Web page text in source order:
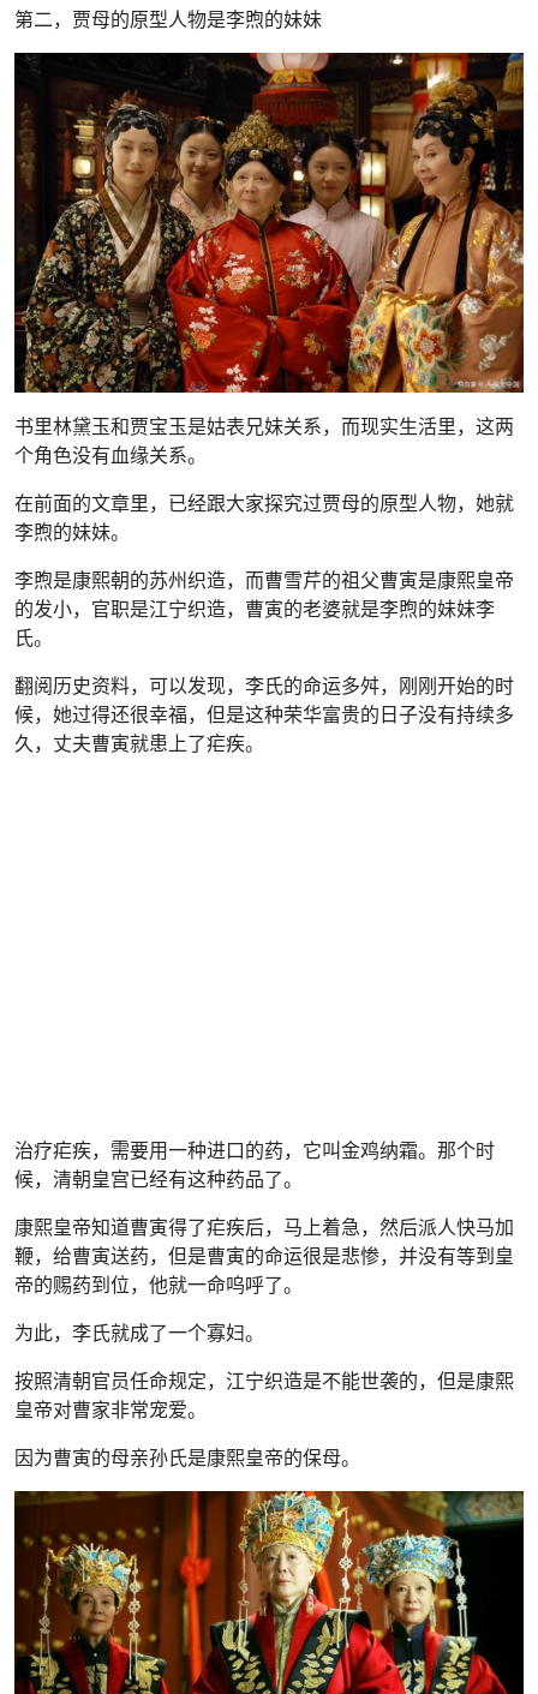
第二，贾母的原型人物是李煦的妹妹
书里林黛玉和贾宝玉是姑表兄妹关系，而现实生活里，这两
个角色没有血缘关系。
在前面的文章里，已经跟大家探究过贾母的原型人物，她就
李煦的妹妹。
李煦是康熙朝的苏州织造，而曹雪芹的祖父曹寅是康熙皇帝
的发小，官职是江宁织造，曹寅的老婆就是李煦的妹妹李
氏。
翻阅历史资料，可以发现，李氏的命运多舛，刚刚开始的时
候，她过得还很幸福，但是这种荣华富贵的日子没有持续多
久，丈夫曹寅就患上了疟疾。
治疗疟疾，需要用一种进口的药，它叫金鸡纳霜。那个时
候，清朝皇宫已经有这种药品了。
康熙皇帝知道曹寅得了疟疾后，马上着急，然后派人快马加
鞭，给曹寅送药，但是曹寅的命运很是悲惨，并没有等到皇
帝的赐药到位，他就一命呜呼了。
为此，李氏就成了一个寡妇。
按照清朝官员任命规定，江宁织造是不能世袭的，但是康熙
皇帝对曹家非常宠爱。
因为曹寅的母亲孙氏是康熙皇帝的保母。